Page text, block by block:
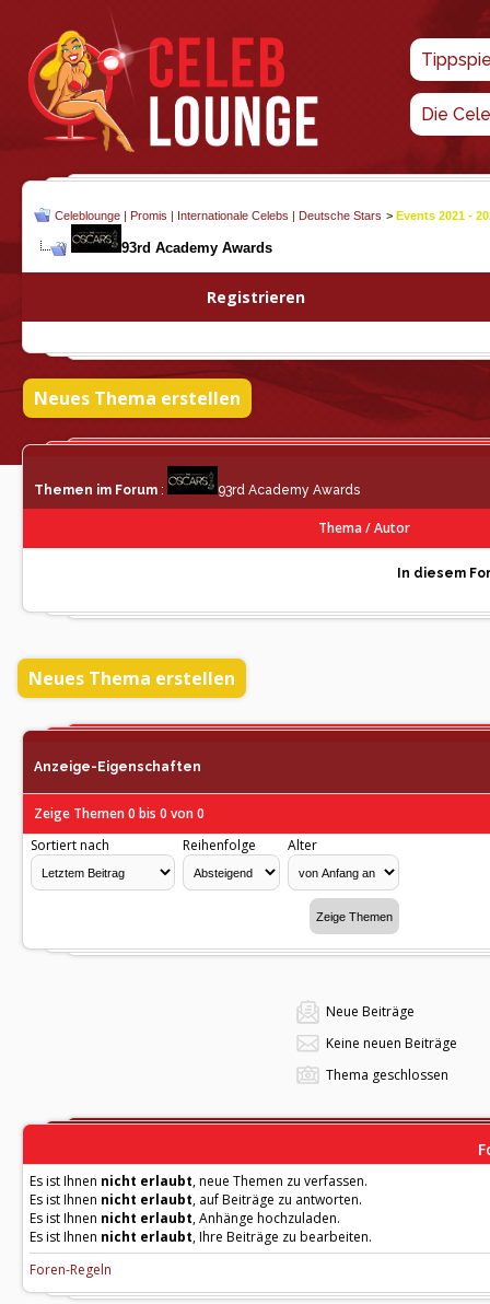
Die
Celeblounge | Promis | Internationale Celebs | Deutsche Stars > Events 2021 -
93rd Academy Awards
Registrieren
Neues Thema erstellen
Themen im Forum : 93rd Academy Awards
Thema/Autor
In diesem
Neues Thema erstellen
Anzeige-Eigenschaften
Zeige Themen 0 bis 0 von 0
Sortiert nach
Reihenfolge Alter
Neue Beiträge
Keine neuen Beiträge
Thema geschlossen
Es ist Ihnen nicht erlaubt, neue Themen zu verfassen.
Es ist Ihnen nicht erlaubt, auf Beiträge zu antworten.
Es ist Ihnen nicht erlaubt, Anhänge hochzuladen.
Es ist Ihnen nicht erlaubt, Ihre Beiträge zu bearbeiten.
Foren-Regeln